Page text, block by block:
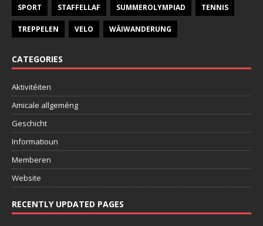
SPORT STAFFELLAF SUMMEROLYMPIAD TENNIS
TREPPELEN VELO WÄIWANDERUNG
CATEGORIES
Aktivitéiten
Amicale allgeméng
Geschicht
Informatioun
Memberen
Website
RECENTLY UPDATED PAGES